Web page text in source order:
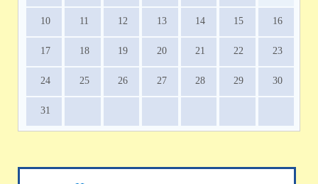
10 11 12 13 14 15 16
17 18 19 20 21 22 23
24 25 26 27 28 29 30
31